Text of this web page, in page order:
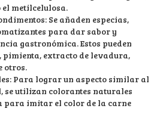
metilcelulosa.
Se añaden especias,
para dar sabor y
gastronómica. Estos pueden
pimienta, extracto de levadura,
otros.
Para lograr un aspecto similar al
se utilizan colorantes naturales
para imitar el color de la carne